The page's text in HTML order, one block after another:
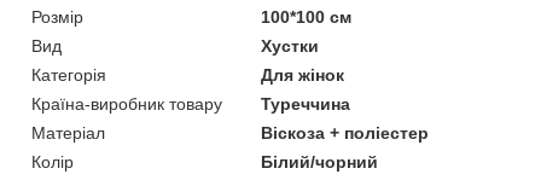
Розмір
100*100 см
Вид
Хустки
Категорія
Для жінок
Країна-виробник товару
Туреччина
Матеріал
Віскоза + поліестер
Колір
Білий/чорний